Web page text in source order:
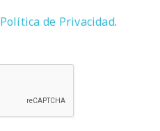
Política de Privacidad.